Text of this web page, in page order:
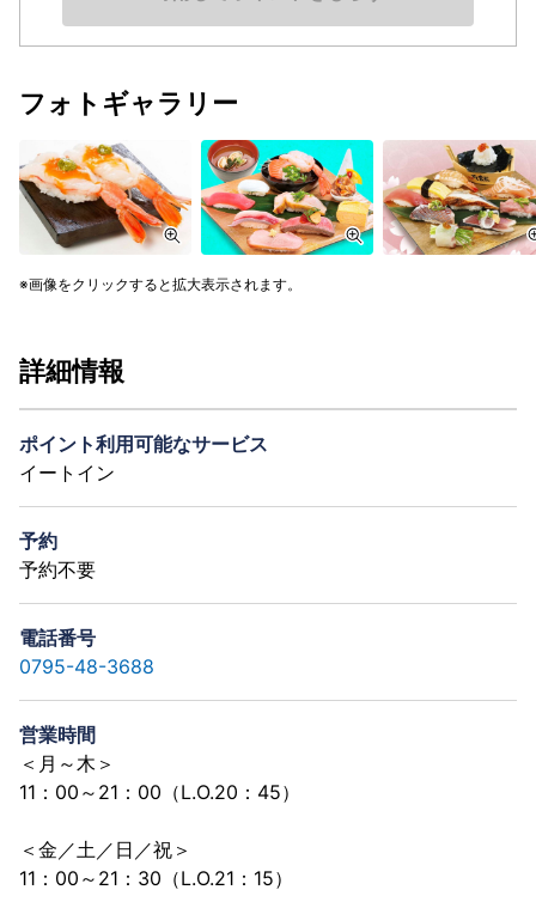
フォトギャラリー
画像をクリックすると拡大表示されます。
詳細情報
ポイント利用可能なサービス
イートイン
予約
予約不要
電話番号
0795-48-3688
営業時間
＜月～木＞
11：00～21：00（L.O.20：45）
＜金／土／日／祝＞
11：00～21：30（L.O.21：15）